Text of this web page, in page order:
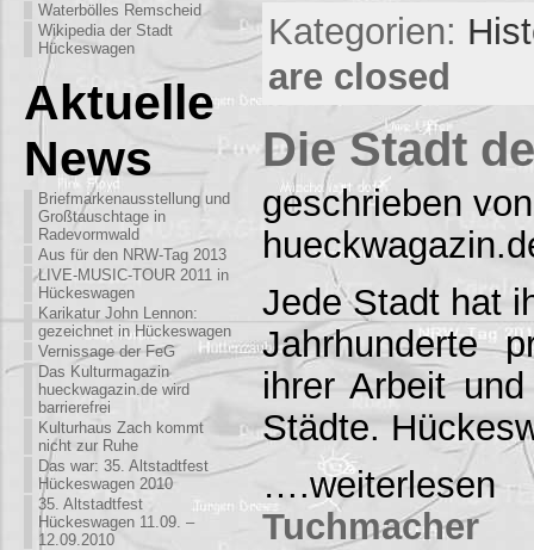
Waterbölles Remscheid
Wikipedia der Stadt
Hückeswagen
Aktuelle
News
Briefmarkenausstellung und
Großtauschtage in
Radevormwald
Aus für den NRW-Tag 2013
LIVE-MUSIC-TOUR 2011 in
Hückeswagen
Karikatur John Lennon:
gezeichnet in Hückeswagen
Vernissage der FeG
Das Kulturmagazin
hueckwagazin.de wird
barrierefrei
Kulturhaus Zach kommt
nicht zur Ruhe
Das war: 35. Altstadtfest
Hückeswagen 2010
35. Altstadtfest
Hückeswagen 11.09. –
12.09.2010
Kategorien:
are closed
Die Stadt
geschrieben
Jede Stadt hat
Jahrhunderte
ihrer Arbeit
Städte.
Tuchmacher